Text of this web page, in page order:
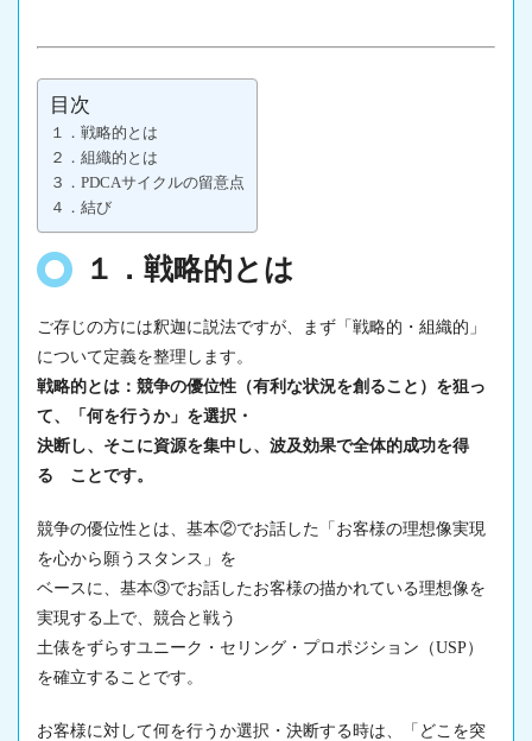
目次
１．戦略的とは
２．組織的とは
３．PDCAサイクルの留意点
４．結び
１．戦略的とは
ご存じの方には釈迦に説法ですが、まず「戦略的・組織的」
について定義を整理します。
戦略的とは：競争の優位性（有利な状況を創ること）を狙っ
て、「何を行うか」を選択・
決断し、そこに資源を集中し、波及効果で全体的成功を得
る ことです。
競争の優位性とは、基本②でお話した「お客様の理想像実現
を心から願うスタンス」を
ベースに、基本③でお話したお客様の描かれている理想像を
実現する上で、競合と戦う
土俵をずらすユニーク・セリング・プロポジション（USP）
を確立することです。
お客様に対して何を行うか選択・決断する時は、「どこを突